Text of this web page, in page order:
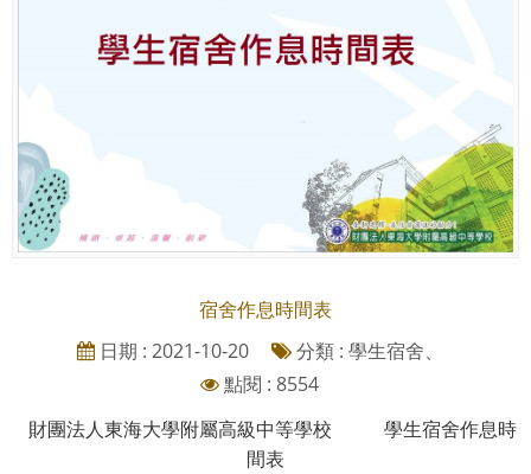
宿舍作息時間表
日期 : 2021-10-20
分類 : 學生宿舍、
點閱 : 8554
財團法人東海大學附屬高級中等學校 學生宿舍作息時
間表